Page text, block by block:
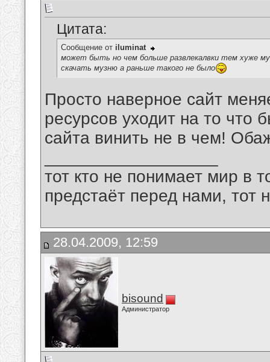
Цитата:
Сообщение от iluminat
может быть но чем больше развлекалвки тем хуже
скачать музню а раньше такого не было
Просто наверное сайт
ресурсов уходит на то что
сайта винить не в чем!
тот кто не понимает мир в
предстаёт перед нами, тот
28.04.2009, 12:59
bisound
Администратор